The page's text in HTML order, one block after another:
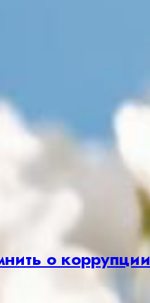
о коррупции